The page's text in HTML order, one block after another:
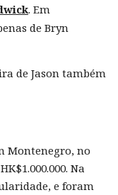
. Em
de Bryn
de Jason também
Montenegro, no
Na
e foram